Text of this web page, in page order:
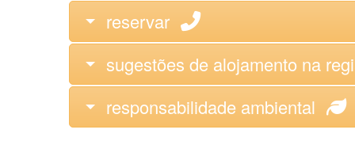
reservar
sugestões de alojamento na
responsabilidade ambiental